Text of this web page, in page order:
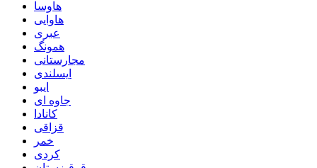
هاوسا
هاوایی
عبری
همونگ
مجارستانی
ایسلندی
ایبو
جاوه ای
کانادا
قزاقی
خمر
کردی